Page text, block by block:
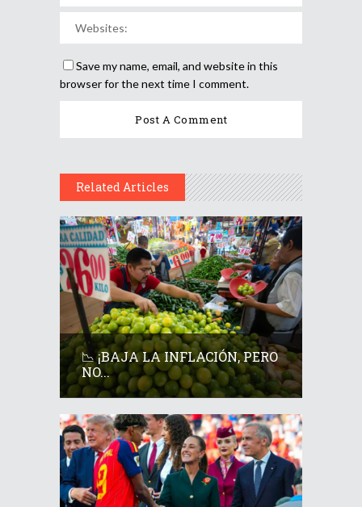
Save my name, email, and website in this
browser for the next time I comment.
Related Articles
📉 ¡BAJA LA INFLACIÓN, PERO
NO...